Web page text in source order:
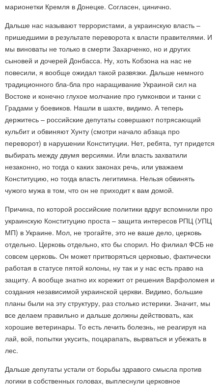
марионетки Кремля в Донецке. Согласен, цинично.
Дальше нас называют террористами, а украинскую власть –
пришедшими в результате переворота к власти правителями. И
мы виноваты не только в смерти Захарченко, но и других
сыновей и дочерей Донбасса. Ну, хоть Кобзона на нас не
повесили, я вообще ожидал такой развязки. Дальше немного
традиционного бла-бла про наращивание Украиной сил на
Востоке и конечно глухое молчание про гумконвои и танки с
Градами у боевиков. Нашли в шахте, видимо. А теперь
держитесь – российские депутаты совершают потрясающий
кульбит и обвиняют Хунту (смотри начало абзаца про
переворот) в нарушении Конституции. Нет, ребята, тут придется
выбирать между двумя версиями. Или власть захватили
незаконно, но тогда о каких законах речь, или уважаем
Конституцию, но тогда власть легитимна. Нельзя обвинять
чужого мужа в том, что он не приходит к вам домой.
Причина, по которой российские политики вдруг вспомнили про
украинскую Конституцию проста – защита интересов РПЦ (УПЦ
МП) в Украине. Мол, не трогайте, это не ваше дело, церковь
отдельно. Церковь отдельно, кто бы спорил. Но филиал ФСБ не
совсем церковь. Он может притворяться церковью, фактически
работая в статусе пятой колоны, ну так и у нас есть право на
защиту. А вообще знатно их корежит от решения Варфоломея и
создания независимой украинской церкви. Видимо, большие
планы были на эту структуру, раз столько истерики. Значит, мы
все делаем правильно и дальше должны действовать, как
хорошие ветеринары. То есть лечить болезнь, не реагируя на
лай, вой, попытки укусить, поцарапать, вырваться и убежать в
лес.
Дальше депутаты устали от борьбы здравого смысла против
логики в собственных головах, выплеснули церковное